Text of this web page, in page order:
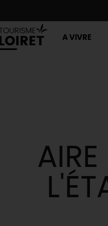
A VIVRE